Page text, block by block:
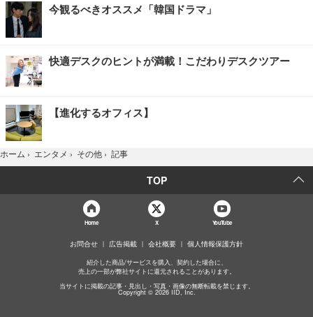
今観るべきオススメ「韓国ドラマ」
快適デスクのヒントが満載！こだわりデスクツアー
【進化するオフィス】
ホーム › エンタメ › その他 › 記事
TOP
Home X YouTube
お問合せ 広告掲載 会社概要 個人情報保護方針
紹介した商品/サービスを購入、契約した場合に、
売上の一部が弊社サイトに還元されることがあります。
当サイトに掲載の記事・見出し・写真・画像の無断転載を禁じます。
Copyright © 2026 IID, Inc.